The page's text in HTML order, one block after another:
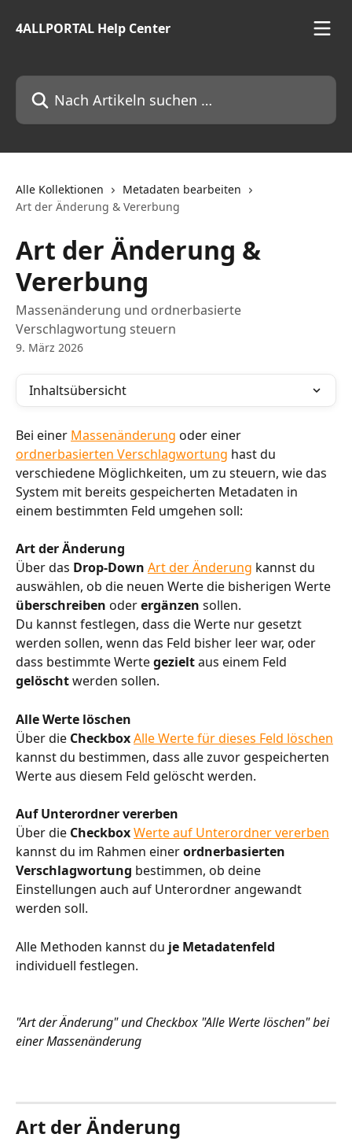
4ALLPORTAL Help Center
Nach Artikeln suchen …
Alle Kollektionen
Metadaten bearbeiten
Art der Änderung & Vererbung
Art der Änderung &
Vererbung
Massenänderung und ordnerbasierte
Verschlagwortung steuern
9. März 2026
Inhaltsübersicht
Bei einer Massenänderung oder einer
ordnerbasierten Verschlagwortung hast du
verschiedene Möglichkeiten, um zu steuern, wie das
System mit bereits gespeicherten Metadaten in
einem bestimmten Feld umgehen soll:
Art der Änderung
Über das Drop-Down Art der Änderung kannst du
auswählen, ob die neuen Werte die bisherigen Werte
überschreiben oder ergänzen sollen.
Du kannst festlegen, dass die Werte nur gesetzt
werden sollen, wenn das Feld bisher leer war, oder
dass bestimmte Werte gezielt aus einem Feld
gelöscht werden sollen.
Alle Werte löschen
Über die Checkbox Alle Werte für dieses Feld löschen
kannst du bestimmen, dass alle zuvor gespeicherten
Werte aus diesem Feld gelöscht werden.
Auf Unterordner vererben
Über die Checkbox Werte auf Unterordner vererben
kannst du im Rahmen einer ordnerbasierten
Verschlagwortung bestimmen, ob deine
Einstellungen auch auf Unterordner angewandt
werden soll.
Alle Methoden kannst du je Metadatenfeld
individuell festlegen.
"Art der Änderung" und Checkbox "Alle Werte löschen" bei
einer Massenänderung
Art der Änderung